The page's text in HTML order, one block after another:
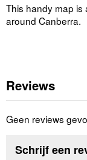
This handy map is
around Canberra.
Reviews
Geen reviews
Schrijf een